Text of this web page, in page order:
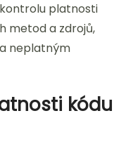
platnosti
metod a zdrojů,
neplatným
kódu